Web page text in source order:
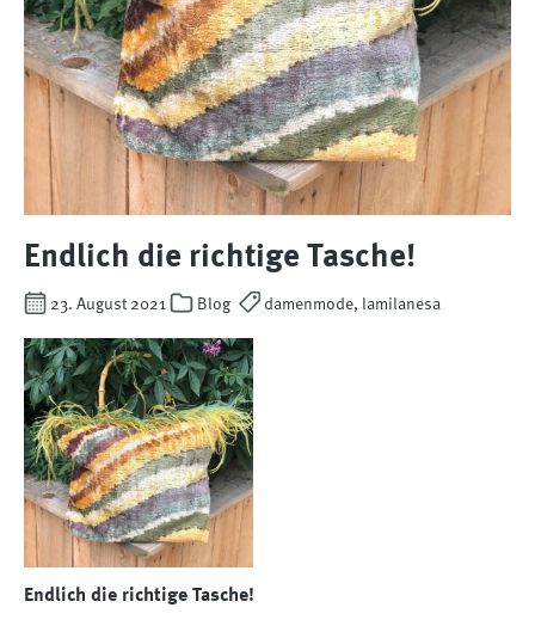
Endlich die richtige Tasche!
23. August 2021 Blog damenmode, lamilanesa
Endlich die richtige Tasche!